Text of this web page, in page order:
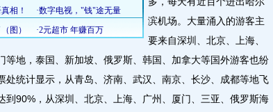
滨机场。大量涌入的游客主
要来自深圳、北京、上海、
等地，泰国、新加坡、俄罗斯、韩国、加拿大等国外游客也纷
处统计显示，从青岛、济南、武汉、南京、长沙、成都等地飞
到90%，从深圳、北京、上海、广州、厦门、三亚、俄罗斯海